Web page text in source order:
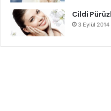
Cildi
3 Eylül 2014